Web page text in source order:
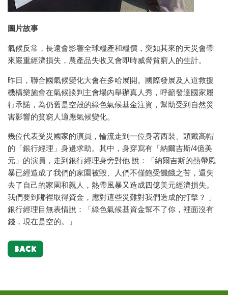
圖片故事
氣候反常，長遠會影響全球糧產和糧價，突如其來的天災會帶
來嚴重經濟損失，農產品失收又會即時威脅貧窮人的生計。
昨日，聯合國氣候變化大會在多哈展開。國際發展及人道救援
機構樂施會在氣候談判主會場內舉辦真人秀，呼籲發達國家履
行承諾，為仍舊是空殼的綠色氣候基金注資，幫助受到自然災
害影響的貧窮人適應氣候變化。
幾位代表受災國家的演員，輪流走到一位身著西裝、頭戴高帽
的「銀行經理」身邊求助。其中，身穿寫有「納爾吉斯/4億美
元」的演員，走到銀行經理身旁對他 說：「納爾吉斯的熱帶風
暴已經造成了我們的家園被毀、人們不僅飽受饑餓之苦，還失
去了自己的家園和親人，熱帶風暴又造成四億美元經濟損失。
我們要到哪裡取得資金，應對這些災難對我們造成的打擊？ 」
銀行經理目無表情說：「綠色氣候基資金幫不了你，裡面沒有
錢，現在是空的。」
BACK